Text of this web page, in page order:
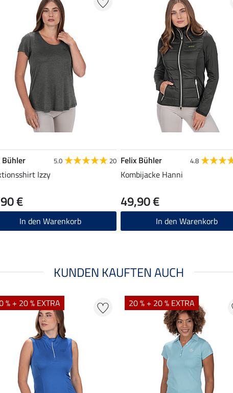
Bühler 5.0 20
Izzy
€
In den Warenkorb
Felix Bühler 4.8
Kombijacke Hanni
49,90 €
In den Warenkorb
KUNDEN KAUFTEN AUCH
% + 20 % EXTRA 20 % + 20 % EXTRA